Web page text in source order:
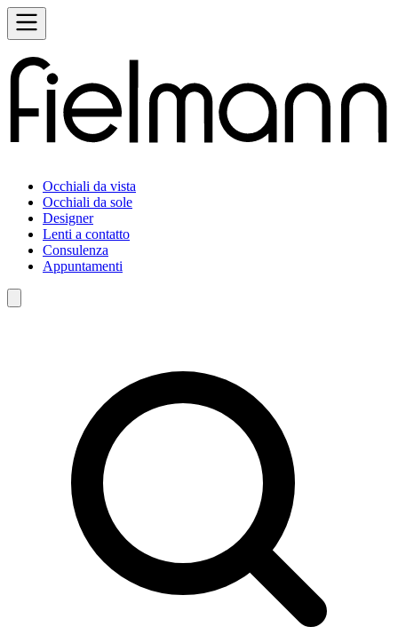
Occhiali da vista
Occhiali da sole
Designer
Lenti a contatto
Consulenza
Appuntamenti